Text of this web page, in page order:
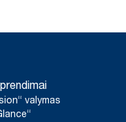
valymas